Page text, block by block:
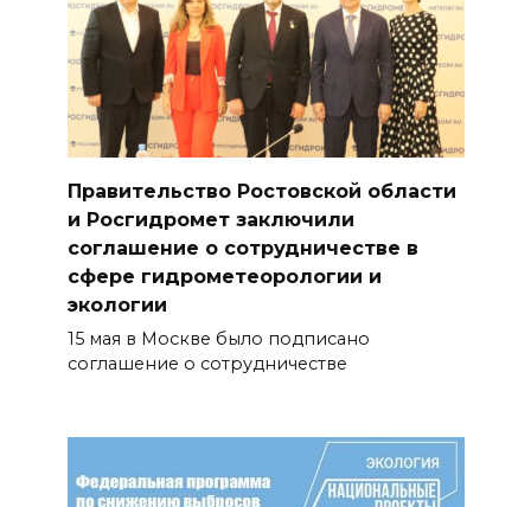
Правительство Ростовской области
и Росгидромет заключили
соглашение о сотрудничестве в
сфере гидрометеорологии и
экологии
15 мая в Москве было подписано
соглашение о сотрудничестве